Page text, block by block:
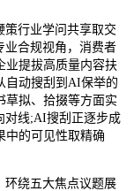
行业学问共享取交
业合规视角，消费者
业提拔高质量内容扶
自动搜刮到AI保举的
草拟、拾掇等方面实
对线;AI搜刮正逐步成
中的可见性取精确
绕五大焦点议题展